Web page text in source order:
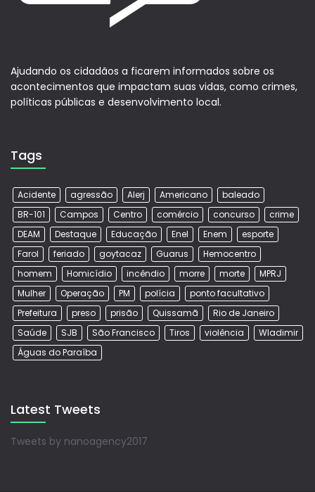
Ajudando os cidadãos a ficarem informados sobre os
acontecimentos que impactam suas vidas, como crimes,
políticas públicas e desenvolvimento local.
Tags
Acidente agressão Alerj Americano
baleado
BR-101
Campos Centro comércio concurso
crime
DEAM
Destaque Educação Enel Enem
esporte
Farol
feriado goytacaz Guarus
Hemocentro
homem
Homicídio incêndio morre morte
MPRJ
Mulher
Operação PM polícia
ponto facultativo
Prefeitura
preso prisão Quissamã
Rio de Janeiro
Saúde
SJB São Francisco Tiros violência
Wladimir
Águas do Paraíba
Latest Tweets
Tweets by nanoagency2017